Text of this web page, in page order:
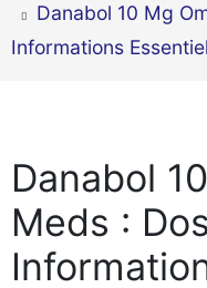
Danabol 10 Mg
Informations
Danabol
Meds :